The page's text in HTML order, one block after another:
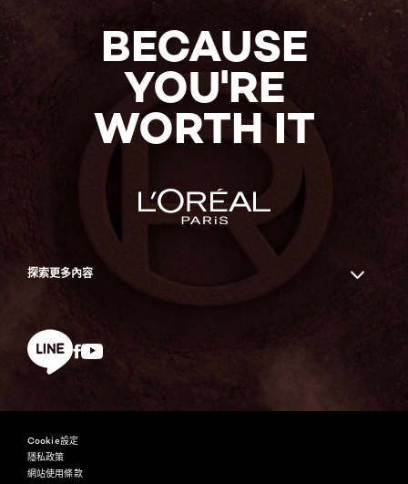
BECAUSE
YOU'RE
WORTH IT
探索更多內容
Cookie設定
隱私政策
網站使用條款